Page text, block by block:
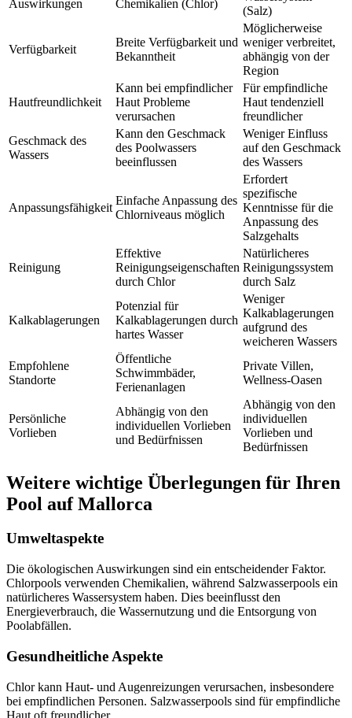
Auswirkungen
Chemikalien (Chlor)
(Salz)
Verfügbarkeit
Breite Verfügbarkeit und
Bekanntheit
Möglicherweise
weniger verbreitet,
abhängig von der
Region
Hautfreundlichkeit
Kann bei empfindlicher
Haut Probleme
verursachen
Für empfindliche
Haut tendenziell
freundlicher
Geschmack des
Wassers
Kann den Geschmack
des Poolwassers
beeinflussen
Weniger Einfluss
auf den Geschmack
des Wassers
Anpassungsfähigkeit
Einfache Anpassung des
Chlorniveaus möglich
Erfordert
spezifische
Kenntnisse für die
Anpassung des
Salzgehalts
Reinigung
Effektive
Reinigungseigenschaften
durch Chlor
Natürlicheres
Reinigungssystem
durch Salz
Kalkablagerungen
Potenzial für
Kalkablagerungen durch
hartes Wasser
Weniger
Kalkablagerungen
aufgrund des
weicheren Wassers
Empfohlene
Standorte
Öffentliche
Schwimmbäder,
Ferienanlagen
Private Villen,
Wellness-Oasen
Persönliche
Vorlieben
Abhängig von den
individuellen Vorlieben
und Bedürfnissen
Abhängig von den
individuellen
Vorlieben und
Bedürfnissen
Weitere wichtige Überlegungen für Ihren
Pool auf Mallorca
Umweltaspekte
Die ökologischen Auswirkungen sind ein entscheidender Faktor.
Chlorpools verwenden Chemikalien, während Salzwasserpools ein
natürlicheres Wassersystem haben. Dies beeinflusst den
Energieverbrauch, die Wassernutzung und die Entsorgung von
Poolabfällen.
Gesundheitliche Aspekte
Chlor kann Haut- und Augenreizungen verursachen, insbesondere
bei empfindlichen Personen. Salzwasserpools sind für empfindliche
Haut oft freundlicher.